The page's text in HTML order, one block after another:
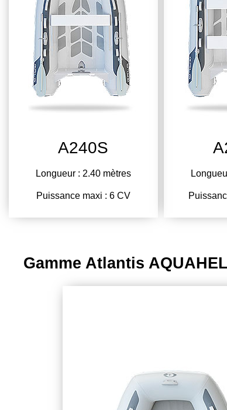
A240S
Longueur : 2.40 mètres
Puissance maxi : 6 CV
Gamme Atlantis